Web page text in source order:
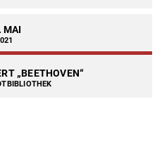
MAI
„BEETHOVEN“